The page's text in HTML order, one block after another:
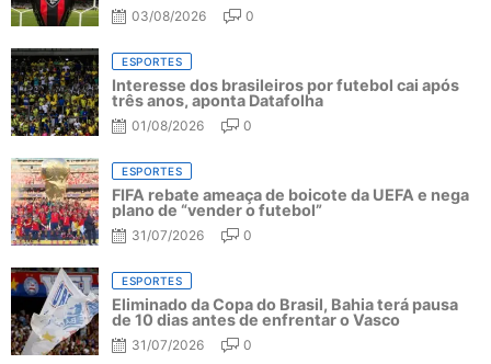
03/08/2026 0
ESPORTES
Interesse dos brasileiros por futebol cai após
três anos, aponta Datafolha
01/08/2026 0
ESPORTES
FIFA rebate ameaça de boicote da UEFA e nega
plano de “vender o futebol”
31/07/2026 0
ESPORTES
Eliminado da Copa do Brasil, Bahia terá pausa
de 10 dias antes de enfrentar o Vasco
31/07/2026 0